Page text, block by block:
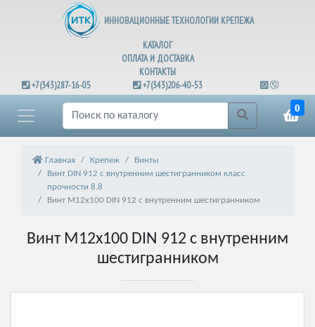
ИННОВАЦИОННЫЕ ТЕХНОЛОГИИ КРЕПЕЖА
КАТАЛОГ
ОПЛАТА И ДОСТАВКА
КОНТАКТЫ
+7(343)287-16-05
+7(343)206-40-53
0
Главная Крепеж
Винты
Винт DIN 912 с внутренним шестигранником класс
прочности 8.8
Винт М12х100 DIN 912 с внутренним шестигранником
Винт М12х100 DIN 912 с внутренним
шестигранником